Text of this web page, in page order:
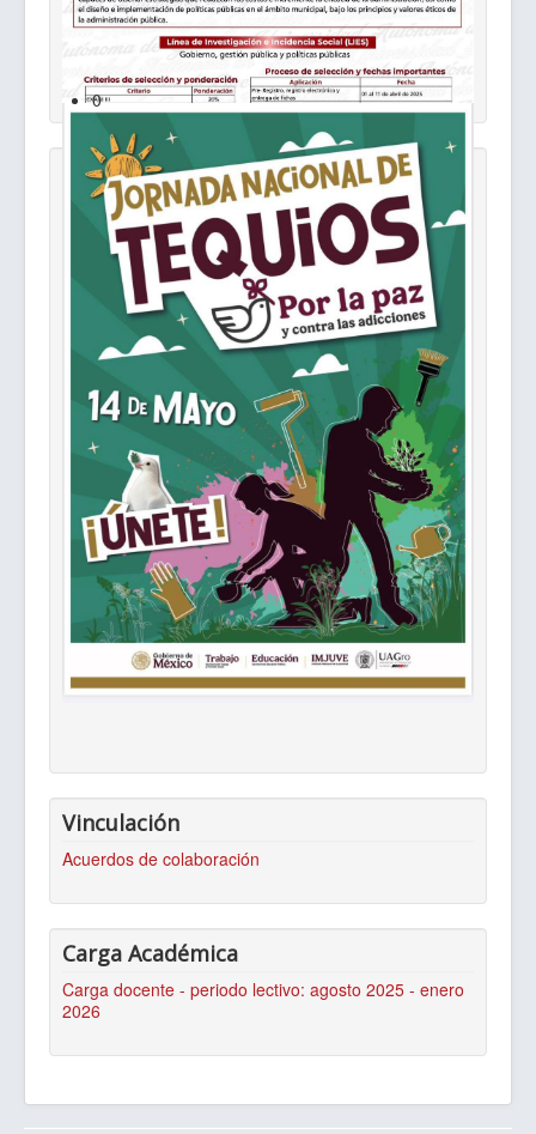
0
Retribución Social
Vinculación
Acuerdos de colaboración
Carga Académica
Carga docente - periodo lectivo: agosto 2025 - enero
2026